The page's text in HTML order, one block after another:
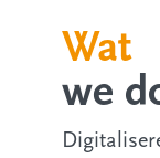
Wat
we